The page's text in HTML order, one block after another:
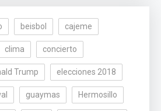
beisbol cajeme
clima concierto
Trump elecciones 2018
guaymas Hermosillo